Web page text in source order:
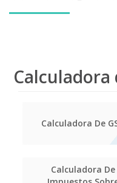
Calculadora De
Calculadora De